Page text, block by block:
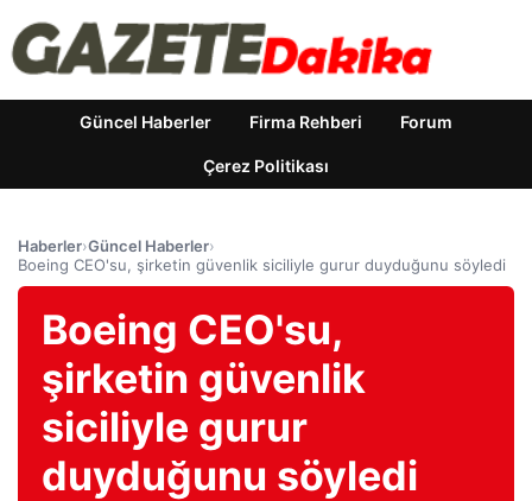
Güncel Haberler Firma Rehberi Forum
Çerez Politikası
Haberler›Güncel Haberler›
Boeing CEO'su, şirketin güvenlik siciliyle gurur duyduğunu söyledi
Boeing CEO'su,
şirketin güvenlik
siciliyle gurur
duyduğunu söyledi